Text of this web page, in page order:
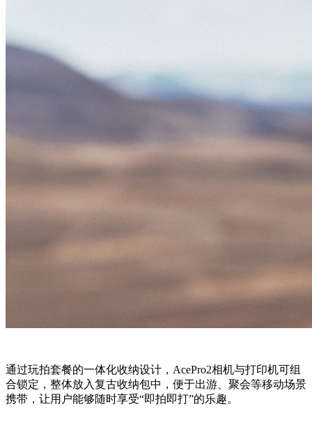
通过玩拍套餐的一体化收纳设计，AcePro2相机与打印机可组
合锁定，整体放入复古收纳包中，便于出游、聚会等移动场景
携带，让用户能够随时享受“即拍即打”的乐趣。